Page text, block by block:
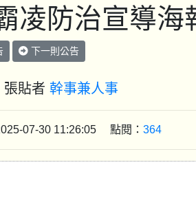
凌防治宣導海
下一則公告
張貼者 幹事兼人事
07-30 11:26:05 點閱： 364